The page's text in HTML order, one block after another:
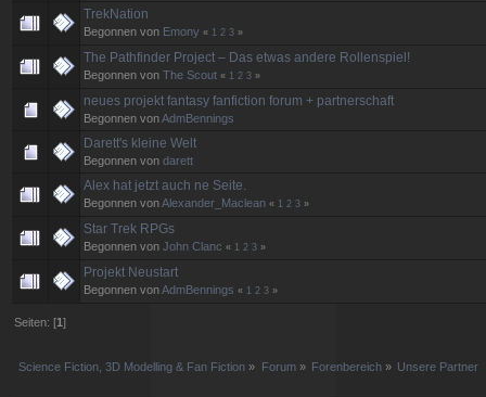
TrekNation
Begonnen von Emony « 1 2 3 »
The Pathfinder Project – Das etwas andere Rollenspiel!
Begonnen vonThe Scout « 1 2 3 »
neues projekt fantasy fanfiction forum + partnerschaft
Begonnen vonAdmBennings
Darett's kleine Welt
Begonnen vondarett
Alex hat jetzt auch ne Seite.
Begonnen vonAlexander_Maclean « 1 2 3 »
Star Trek RPGs
Begonnen vonJohn Clanc « 1 2 3 »
Projekt Neustart
Begonnen vonAdmBennings « 1 2 3 »
Seiten: [1]
Science Fiction, 3D Modelling & Fan Fiction » Forum» Forenbereich » Unsere Partner